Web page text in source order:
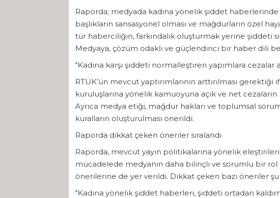
Raporda; medyada kadına yönelik şiddet
başlıkların sansasyonel olması ve mağdurların özel
tür haberciliğin, farkındalık oluşturmak yerine şiddeti
Medyaya, çözüm odaklı ve güçlendirici bir haber dili
"Kadına karşı şiddeti normalleştiren yapımlara cezalar
RTÜK’ün mevcut yaptırımlarının arttırılması
kuruluşlarına yönelik kamuoyuna açık ve net
Ayrıca medya etiği, mağdur hakları ve toplumsal
kuralların oluşturulması önerildi.
Raporda dikkat çeken öneriler sıralandı
Raporda, mevcut yayın politikalarına yönelik
mücadelede medyanın daha bilinçli ve sorumlu bir
önerilerine de yer verildi. Dikkat çeken bazı öneriler şu
"Kadına yönelik şiddet haberleri, şiddeti ortadan